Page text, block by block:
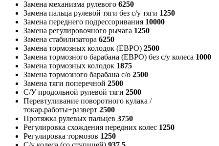
Замена механизма рулевого 6250
Замена пальца рулевой тяги без с/у тяги 1250
Замена переднего подрессоривания 10000
Замена регулировочного рычага 1250
Замена стабилизатора 6250
Замена тормозных колодок (ЕВРО) 2500
Замена тормозного барабана (ЕВРО) без с/у колеса 1000
Замена тормозных колодок 1875
Замена тормозного барабана с/о 2500
Замена тяги поперечной 2500
С/У продольной рулевой тяги 2500
Перевтуливание поворотного кулака /
токар.работы+разверт 2500
Протяжка рулевых пальцев 3750
Регулировка схождения передних колес 1250
Регулировка тормозов 1250